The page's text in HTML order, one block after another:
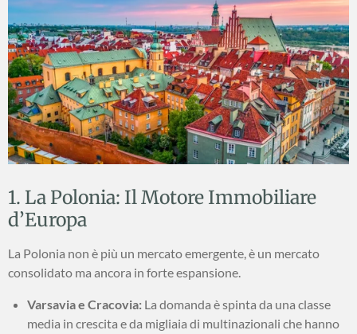
1. La Polonia: Il Motore Immobiliare
d’Europa
La Polonia non è più un mercato emergente, è un mercato
consolidato ma ancora in forte espansione.
Varsavia e Cracovia: La domanda è spinta da una classe
media in crescita e da migliaia di multinazionali che hanno